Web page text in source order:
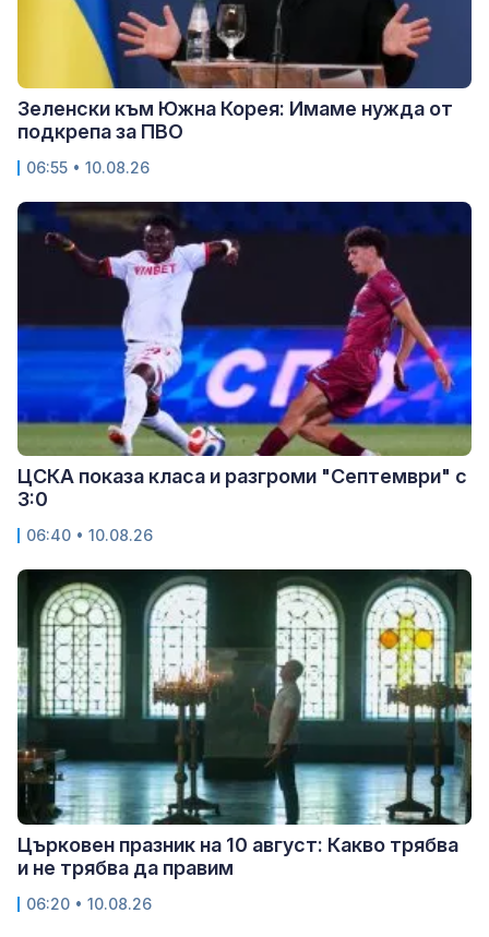
Зеленски към Южна Корея: Имаме нужда от
подкрепа за ПВО
06:55 • 10.08.26
ЦСКА показа класа и разгроми "Септември" с
3:0
06:40 • 10.08.26
Църковен празник на 10 август: Какво трябва
и не трябва да правим
06:20 • 10.08.26